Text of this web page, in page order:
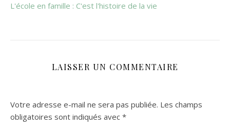
L'école en famille : C'est l'histoire de la vie
LAISSER UN COMMENTAIRE
Votre adresse e-mail ne sera pas publiée. Les champs
obligatoires sont indiqués avec *